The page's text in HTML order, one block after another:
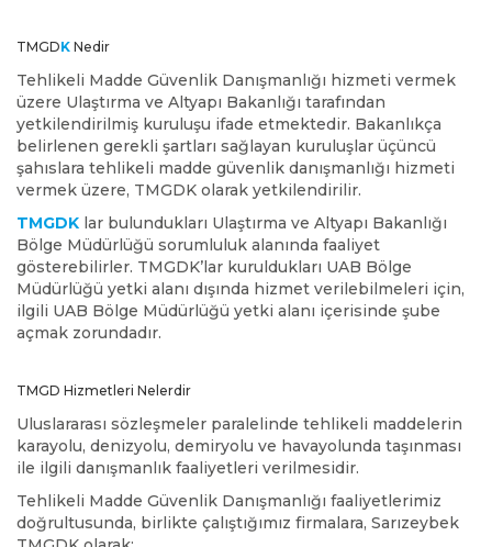
TMGDK Nedir
Tehlikeli Madde Güvenlik Danışmanlığı hizmeti vermek
üzere Ulaştırma ve Altyapı Bakanlığı tarafından
yetkilendirilmiş kuruluşu ifade etmektedir. Bakanlıkça
belirlenen gerekli şartları sağlayan kuruluşlar üçüncü
şahıslara tehlikeli madde güvenlik danışmanlığı hizmeti
vermek üzere, TMGDK olarak yetkilendirilir.
TMGDK lar bulundukları Ulaştırma ve Altyapı Bakanlığı
Bölge Müdürlüğü sorumluluk alanında faaliyet
gösterebilirler. TMGDK’lar kuruldukları UAB Bölge
Müdürlüğü yetki alanı dışında hizmet verilebilmeleri için,
ilgili UAB Bölge Müdürlüğü yetki alanı içerisinde şube
açmak zorundadır.
TMGD Hizmetleri Nelerdir
Uluslararası sözleşmeler paralelinde tehlikeli maddelerin
karayolu, denizyolu, demiryolu ve havayolunda taşınması
ile ilgili danışmanlık faaliyetleri verilmesidir.
Tehlikeli Madde Güvenlik Danışmanlığı faaliyetlerimiz
doğrultusunda, birlikte çalıştığımız firmalara, Sarızeybek